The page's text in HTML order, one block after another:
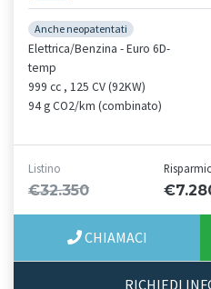
Anche neopatentati
Elettrica/Benzina - Euro 6D-
temp
999 cc , 125 CV (92KW)
94 g CO2/km (combinato)
Listino
€32.350
CHIAMACI
RICHIEDI